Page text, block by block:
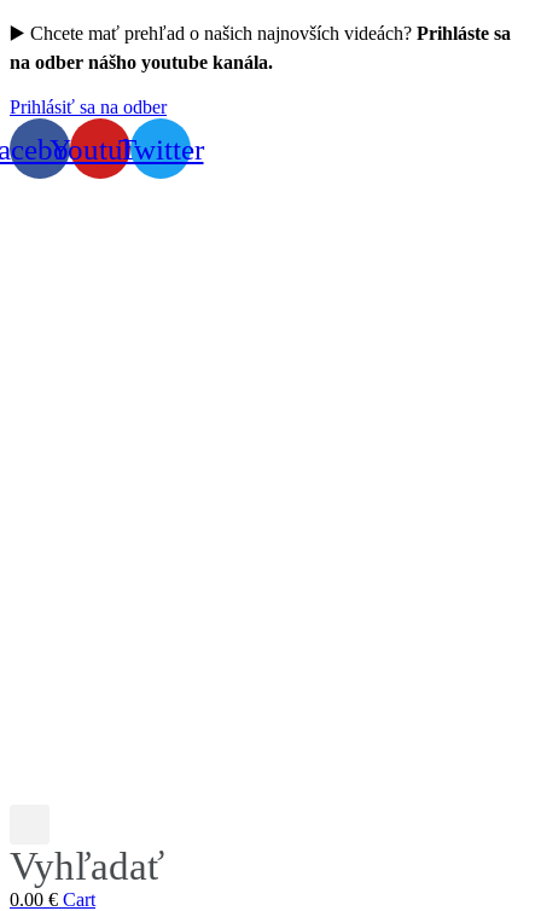
▶️ Chcete mať prehľad o našich najnovších videách? Prihláste sa
na odber nášho youtube kanála.
Prihlásiť sa na odber
YoutubeTwitter
Vyhľadať
0.00 € Cart